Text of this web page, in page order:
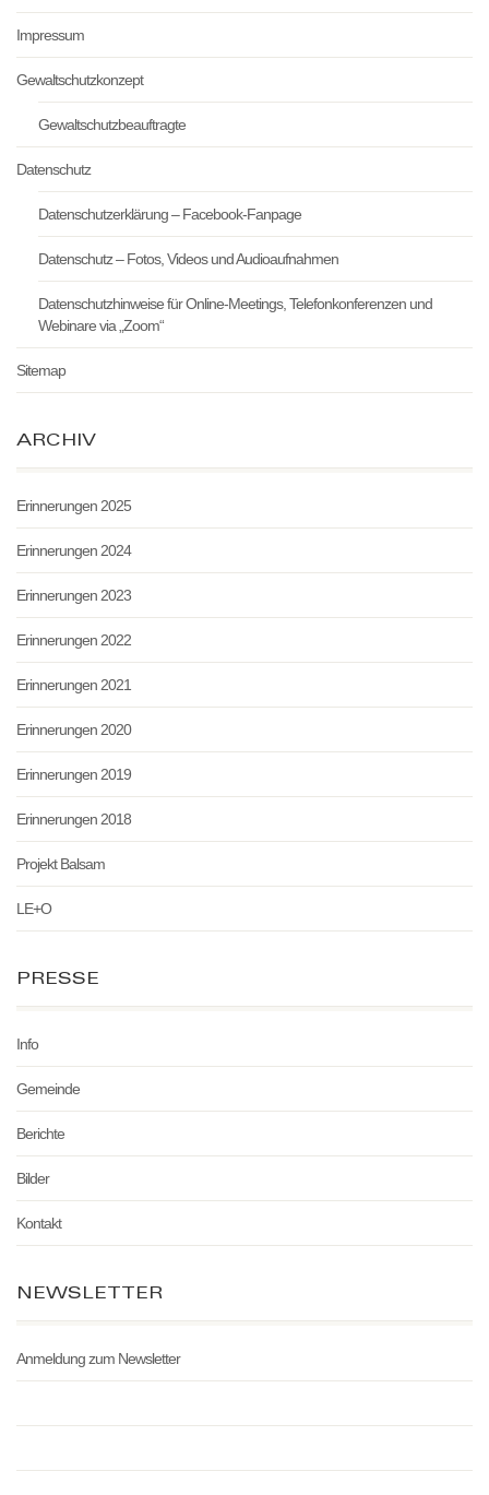
Impressum
Gewaltschutzkonzept
Gewaltschutzbeauftragte
Datenschutz
Datenschutzerklärung – Facebook-Fanpage
Datenschutz – Fotos, Videos und Audioaufnahmen
Datenschutzhinweise für Online-Meetings, Telefonkonferenzen und
Webinare via „Zoom“
Sitemap
ARCHIV
Erinnerungen 2025
Erinnerungen 2024
Erinnerungen 2023
Erinnerungen 2022
Erinnerungen 2021
Erinnerungen 2020
Erinnerungen 2019
Erinnerungen 2018
Projekt Balsam
LE+O
PRESSE
Info
Gemeinde
Berichte
Bilder
Kontakt
NEWSLETTER
Anmeldung zum Newsletter